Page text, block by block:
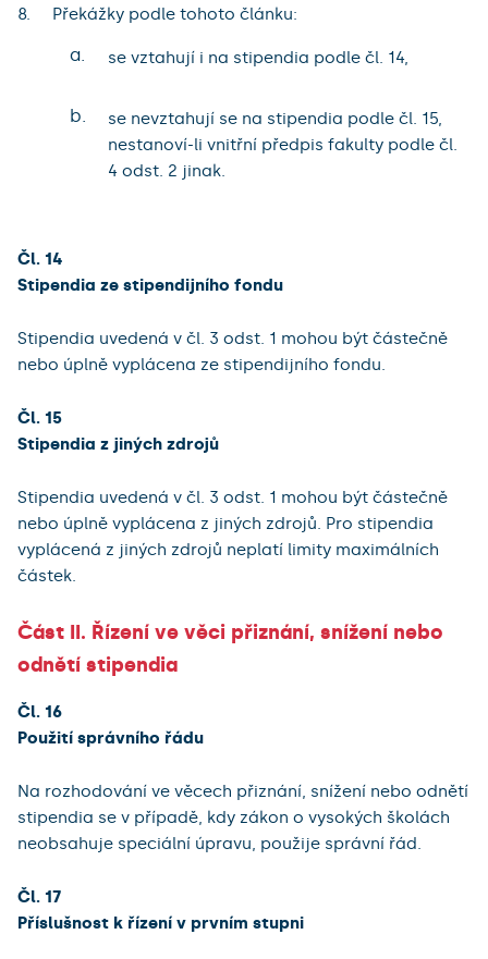
Překážky podle tohoto článku:
a. se vztahují i na stipendia podle čl. 14,
b.
se nevztahují se na stipendia podle čl. 15,
nestanoví-li vnitřní předpis fakulty podle čl.
4 odst. 2 jinak.
Čl. 14
Stipendia ze stipendijního fondu
Stipendia uvedená v čl. 3 odst. 1 mohou být částečně
nebo úplně vyplácena ze stipendijního fondu.
Čl. 15
Stipendia z jiných zdrojů
Stipendia uvedená v čl. 3 odst. 1 mohou být částečně
nebo úplně vyplácena z jiných zdrojů. Pro stipendia
vyplácená z jiných zdrojů neplatí limity maximálních
částek.
Část II. Řízení ve věci přiznání, snížení nebo
odnětí stipendia
Čl. 16
Použití správního řádu
Na rozhodování ve věcech přiznání, snížení nebo odnětí
stipendia se v případě, kdy zákon o vysokých školách
neobsahuje speciální úpravu, použije správní řád.
Čl. 17
Příslušnost k řízení v prvním stupni